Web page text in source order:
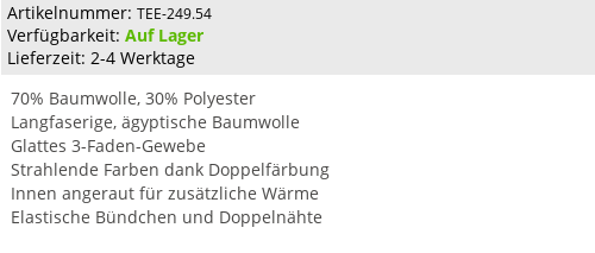
Artikelnummer: TEE-249.54
Verfügbarkeit: Auf Lager
Lieferzeit: 2-4 Werktage
70% Baumwolle, 30% Polyester
Langfaserige, ägyptische Baumwolle
Glattes 3-Faden-Gewebe
Strahlende Farben dank Doppelfärbung
Innen angeraut für zusätzliche Wärme
Elastische Bündchen und Doppelnähte